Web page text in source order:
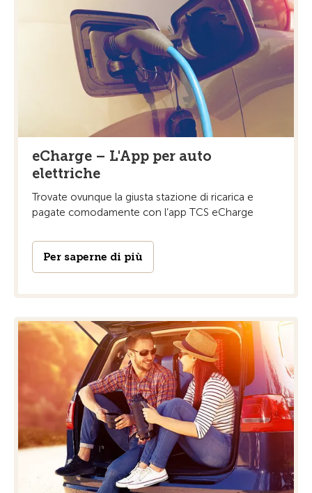
eCharge – L'App per auto
elettriche
Trovate ovunque la giusta stazione di ricarica e
pagate comodamente con l’app TCS eCharge
Per saperne di più